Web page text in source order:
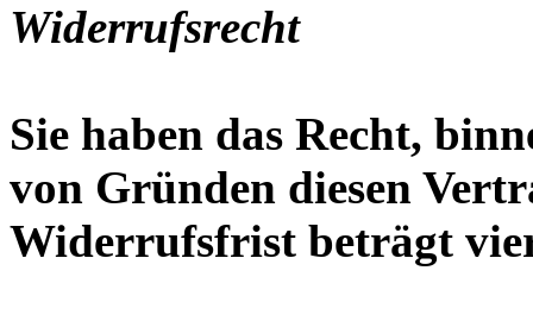
Widerrufsrecht
Sie haben das Recht,
von Gründen diesen
Widerrufsfrist beträgt